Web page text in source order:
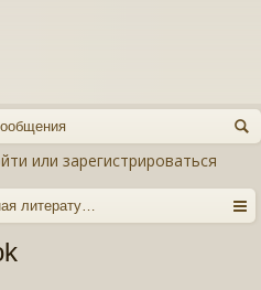
или зарегистрироваться
литература